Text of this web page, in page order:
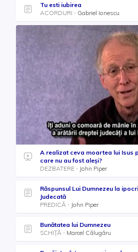
Tu esti iubirea
ACORDURI
Gabriel Ionescu
A realizat ceva moartea lui Isus
care nu au fost aleși?
DEZBATERE
John Piper
Răspunsul Lui Dumnezeu la
Judecată
PREDICĂ
John Piper
Bunătatea lui Dumnezeu
SCHIȚĂ
Marcel Călugăru